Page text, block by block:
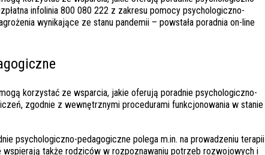
infolinia 800 080 222 z zakresu pomocy psychologiczno-
wynikające ze stanu pandemii – powstała poradnia on-line
korzystać ze wsparcia, jakie oferują poradnie psychologiczno-
zgodnie z wewnętrznymi procedurami funkcjonowania w stanie
psychologiczno-pedagogiczne polega m.in. na prowadzeniu terapii
także rodziców w rozpoznawaniu potrzeb rozwojowych i